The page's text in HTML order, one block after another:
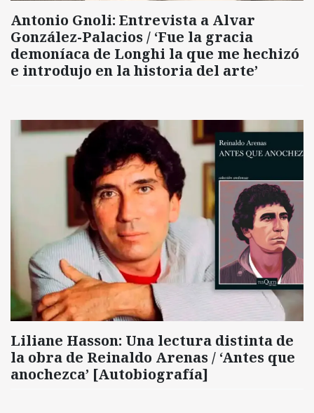
Antonio Gnoli: Entrevista a Alvar
González-Palacios / ‘Fue la gracia
demoníaca de Longhi la que me hechizó
e introdujo en la historia del arte’
Liliane Hasson: Una lectura distinta de
la obra de Reinaldo Arenas / ‘Antes que
anochezca’ [Autobiografía]